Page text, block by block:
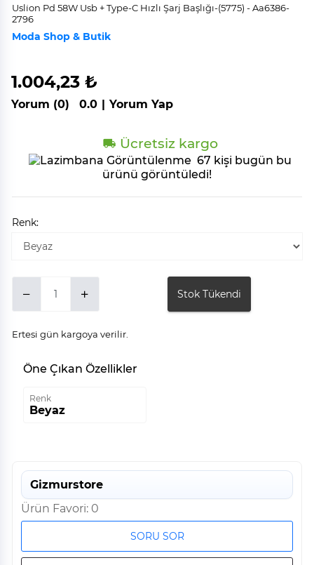
Usli̇on Pd 58W Usb + Type-C Hızlı Şarj Başlığı-(5775) - Aa6386-
2796
Moda Shop & Butik
1.004,23 ₺
Yorum (0) 0.0 | Yorum Yap
Ücretsiz kargo
67 kişi bugün bu
ürünü görüntüledi!
Renk:
Stok Tükendi
Ertesi gün kargoya verilir.
Öne Çıkan Özellikler
Renk
Beyaz
Gizmurstore
Ürün Favori: 0
SORU SOR